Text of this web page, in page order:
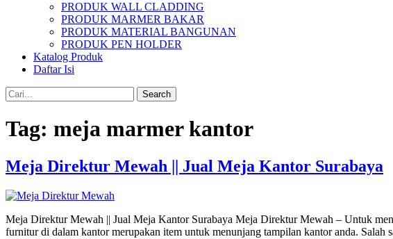
PRODUK WALL CLADDING
PRODUK MARMER BAKAR
PRODUK MATERIAL BANGUNAN
PRODUK PEN HOLDER
Katalog Produk
Daftar Isi
Search
Tag: meja marmer kantor
Meja Direktur Mewah || Jual Meja Kantor Surabaya
Meja Direktur Mewah || Jual Meja Kantor Surabaya Meja Direktur Mewah – Untuk
furnitur di dalam kantor merupakan item untuk menunjang tampilan kantor anda.